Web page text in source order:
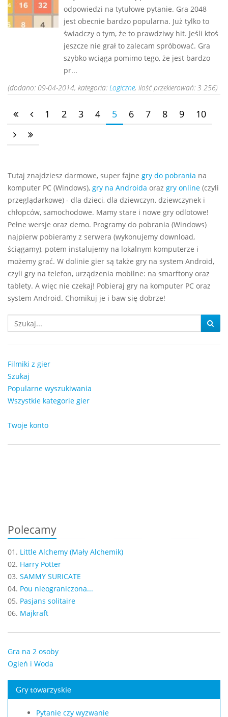
odpowiedzi na tytułowe pytanie. Gra 2048
jest obecnie bardzo popularna. Już tylko to
świadczy o tym, że to prawdziwy hit. Jeśli ktoś
jeszcze nie grał to zalecam spróbować. Gra
szybko wciąga pomimo tego, że jest bardzo
pr...
(dodano: 09-04-2014, kategoria: Logiczne, ilość przekierowań: 3 256)
1 2 3 4 5 6 7 8 9 10
Tutaj znajdziesz darmowe, super fajne gry do pobrania na
komputer PC (Windows), gry na Androida oraz gry online (czyli
przeglądarkowe) - dla dzieci, dla dziewczyn, dziewczynek i
chłopców, samochodowe. Mamy stare i nowe gry odlotowe!
Pełne wersje oraz demo. Programy do pobrania (Windows)
najpierw pobieramy z serwera (wykonujemy download,
ściągamy), potem instalujemy na lokalnym komputerze i
możemy grać. W dolinie gier są także gry na system Android,
czyli gry na telefon, urządzenia mobilne: na smarftony oraz
tablety. A więc nie czekaj! Pobieraj gry na komputer PC oraz
system Android. Chomikuj je i baw się dobrze!
Filmiki z gier
Szukaj
Popularne wyszukiwania
Wszystkie kategorie gier
Twoje konto
Polecamy
01. Little Alchemy (Mały Alchemik)
02. Harry Potter
03. SAMMY SURICATE
04. Pou nieograniczona...
05. Pasjans solitaire
06. Majkraft
Gra na 2 osoby
Ogień i Woda
Gry towarzyskie
Pytanie czy wyzwanie